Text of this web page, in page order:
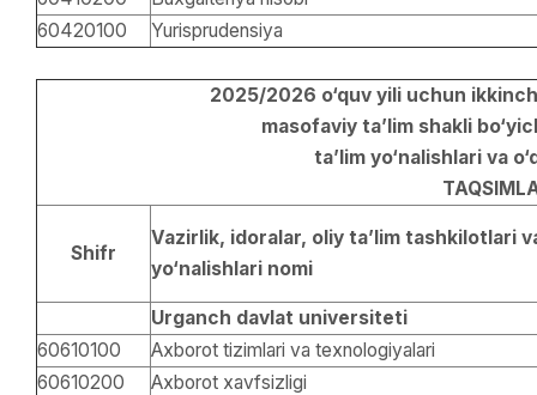
60420100
Yurisprudensiya
2025/2026 o‘quv yili uchun
masofaviy ta’lim shakli
ta’lim yo‘nalishlari va
Shifr
Vazirlik, idoralar, oliy ta’lim tashkilotlari
yo‘nalishlari nomi
Urganch davlat universiteti
60610100
Axborot tizimlari va texnologiyalari
60610200
Axborot xavfsizligi